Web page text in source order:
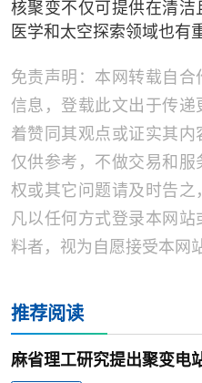
核聚变不仅可提供在清洁
医学和太空探索领域也有
免责声明：本网转载自
信息，登载此文出于传
着赞同其观点或证实其
仅供参考，不做交易和服
权或其它问题请及时告之
凡以任何方式登录本网
料者，视为自愿接受本网
推荐阅读
麻省理工研究提出聚变电